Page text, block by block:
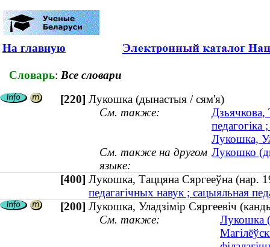
На главную
Словарь: Все словари
[220] Лукошка (дынастыя / сям'я)
См. также:
Дзьячкова,
педагогіка
Лукошка,
См. также на другом
языке:
Лукошко
[400] Лукошка, Таццяна Сяргееўна
педагагічных навук ; сацыяльная
[200] Лукошка, Уладзімір Сяргеевіч
См. также:
Лукошка